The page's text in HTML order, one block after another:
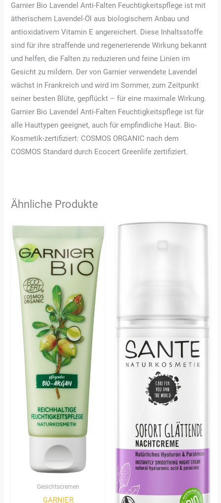
Garnier Bio Lavendel Anti-Falten Feuchtigkeitspflege ist mit
ätherischem Lavendel-Öl aus biologischem Anbau und
antioxidativem Vitamin E angereichert. Diese Inhaltsstoffe
sind für ihre straffende und regenerierende Wirkung bekannt
und helfen, die Falten zu reduzieren und feine Linien im
Gesicht zu mildern. Der von Garnier verwendete Lavendel
wächst in Frankreich und wird im Sommer, zum Zeitpunkt
seiner besten Blüte, gepflückt – für eine maximale Wirkung.
Garnier Bio Lavendel Anti-Falten Feuchtigkeitspflege ist für
alle Hauttypen geeignet, auch für empfindliche Haut. Bio-
Kosmetik-zertifiziert: COSMOS ORGANIC nach dem
COSMOS Standard durch Ecocert Greenlife zertifiziert.
Ähnliche Produkte
Gesichtscremen
GARNIER